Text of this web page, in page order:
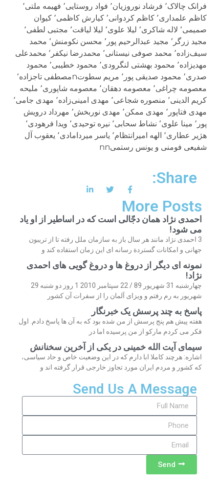
فرانک چالاک٬ فرشاد نوروزیان٬ فواد روستایی٬ فهیمه ملتی٬
کاظم علمداری٬ کاظم کردوانی٬ کیارش کاظمی٬ کیوان
صمیمی٬ لاله شاکری٬ لیلا علوی٬ لیلا لیاقت٬ مجتبی لطفی٬
مجید زرگر٬ مجید عبدالرحیم پور٬ محسن نکومنش٬ محمد
سیف‌زاده٬ محمد صوفی نیستانی٬ محمدرضا نیکفر٬ محمدعلی
مهدیزاده٬ محمود بهشتی لنگرودی٬ محمود خطیبی٬ محمود
صدری٬ محمود صدیقی پور٬ مریم سطوتnمصطفی تاجزاده٬
معصومه چراغی٬ معصومه دهقان٬ معصومه شاپوری٬ ملیحه
کریم الدینی٬ منصوره شجاعی٬ مهدی امینی‌زاده٬ مهدی جامی٬
مهدی فتاپور٬ مهدی ممکن٬ مهدی نوربخش٬ مهرداد درویش
پور٬ مینا علوی٬ نشاط سحابی٬ نیره توحیدی٬ ویدا فرهودی٬
هژیر عطاری٬ الهه امیرانتظام٬ یاسر میردامادی٬ یعقوب آل
شفیعی فومنی و یونس رستمیnn
Share:
More Posts
احمدی نژاد همان دجّالی است که در اساطیر از او یاد
می شود!
3 احمدی نژاد مانند هر سال باز به سازمان ملل رفته تا از تریبون
جهانی و امکانات گستردة رسانه ای این زمان استفاده کند و
نمونه ای دیگر از دروغ ها و دروغ گویی های احمدی
نژاد!
چهارشنبه 31 شهریور 89 / 22 سپتامبر 2010 1 روز دو شنبه 29
شهریور به رم رفتم و ویزای آلمان را از سفرات آن کشور
پاسخ به چند پرسش یک خبرنگار
هفته پیش هم پنج پرسش از من شده بود که به آن ها پاسخ دادم. اول
فکر می کردم مارکو از من پرسیده اما در
سیمای آیت الله خمینی در یکی از آخرین سخنانش
اشاره: هرچند کاملا ابا دارم که در این وضعیت خاص و حاد سیاسی،
که کشور و مردم ایران مورد تجاوز خارجی قرار گرفته اند و
Send Us A Message
Send